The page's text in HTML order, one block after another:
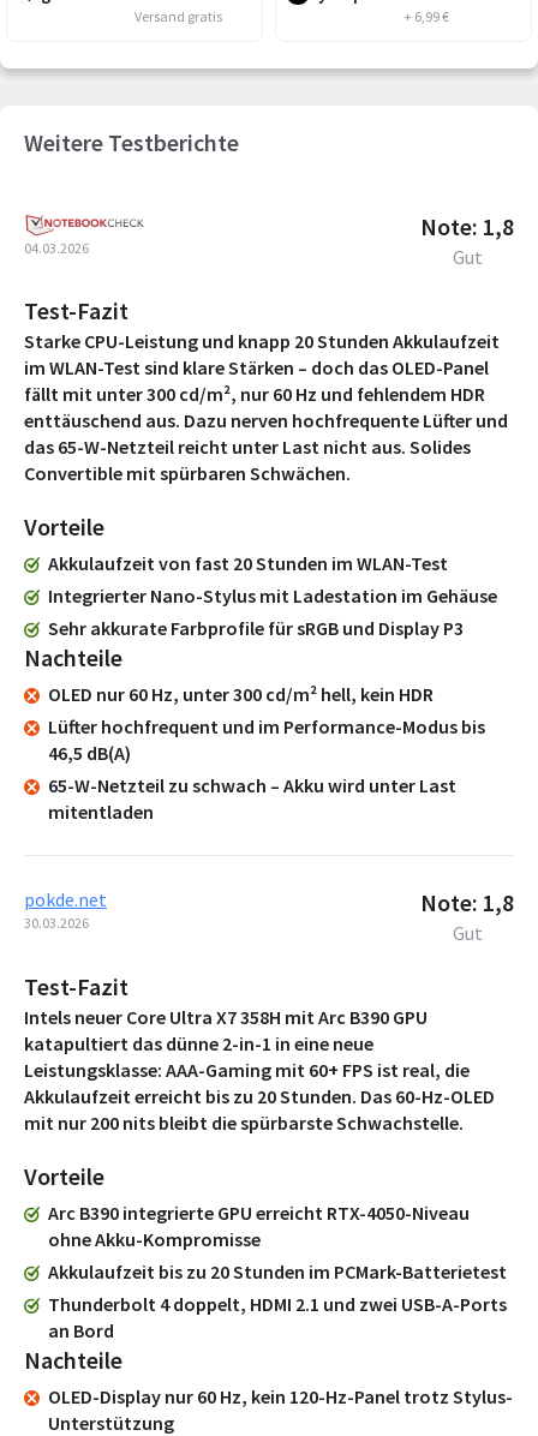
Versand gratis + 6,99 €
Weitere Testberichte
04.03.2026
Note: 1,8
Gut
Test-Fazit
Starke CPU-Leistung und knapp 20 Stunden Akkulaufzeit
im WLAN-Test sind klare Stärken – doch das OLED-Panel
fällt mit unter 300 cd/m², nur 60 Hz und fehlendem HDR
enttäuschend aus. Dazu nerven hochfrequente Lüfter und
das 65-W-Netzteil reicht unter Last nicht aus. Solides
Convertible mit spürbaren Schwächen.
Vorteile
Akkulaufzeit von fast 20 Stunden im WLAN-Test
Integrierter Nano-Stylus mit Ladestation im Gehäuse
Sehr akkurate Farbprofile für sRGB und Display P3
Nachteile
OLED nur 60 Hz, unter 300 cd/m² hell, kein HDR
Lüfter hochfrequent und im Performance-Modus bis
46,5 dB(A)
65-W-Netzteil zu schwach – Akku wird unter Last
mitentladen
pokde.net
30.03.2026
Note: 1,8
Gut
Test-Fazit
Intels neuer Core Ultra X7 358H mit Arc B390 GPU
katapultiert das dünne 2-in-1 in eine neue
Leistungsklasse: AAA-Gaming mit 60+ FPS ist real, die
Akkulaufzeit erreicht bis zu 20 Stunden. Das 60-Hz-OLED
mit nur 200 nits bleibt die spürbarste Schwachstelle.
Vorteile
Arc B390 integrierte GPU erreicht RTX-4050-Niveau
ohne Akku-Kompromisse
Akkulaufzeit bis zu 20 Stunden im PCMark-Batterietest
Thunderbolt 4 doppelt, HDMI 2.1 und zwei USB-A-Ports
an Bord
Nachteile
OLED-Display nur 60 Hz, kein 120-Hz-Panel trotz Stylus-
Unterstützung